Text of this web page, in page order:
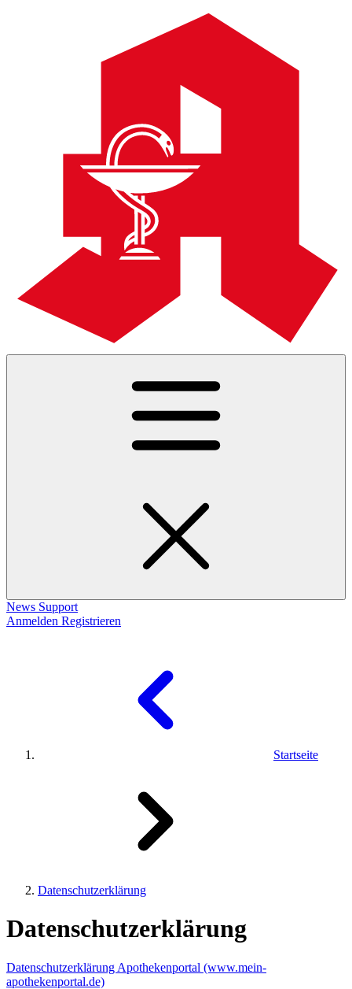
News Support
Anmelden Registrieren
Startseite
Datenschutzerklärung
Datenschutzerklärung
Datenschutzerklärung Apothekenportal (www.mein-
apothekenportal.de)